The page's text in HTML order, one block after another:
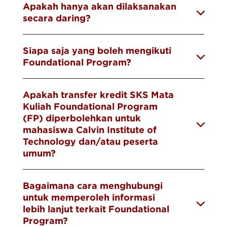
Apakah hanya akan dilaksanakan
secara daring?
Siapa saja yang boleh mengikuti
Foundational Program?
Apakah transfer kredit SKS Mata
Kuliah Foundational Program
(FP) diperbolehkan untuk
mahasiswa Calvin Institute of
Technology dan/atau peserta
umum?
Bagaimana cara menghubungi
untuk memperoleh informasi
lebih lanjut terkait Foundational
Program?